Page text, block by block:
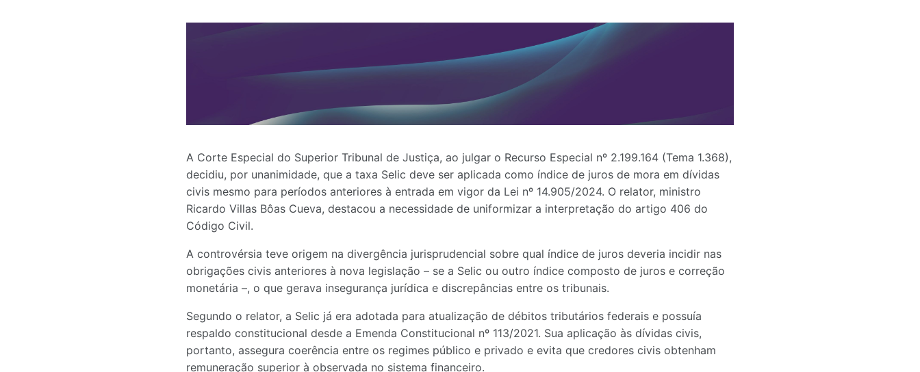
A Corte Especial do Superior Tribunal de Justiça, ao julgar o Recurso Especial nº 2.199.164 (Tema 1.368),
decidiu, por unanimidade, que a taxa Selic deve ser aplicada como índice de juros de mora em dívidas
civis mesmo para períodos anteriores à entrada em vigor da Lei nº 14.905/2024. O relator, ministro
Ricardo Villas Bôas Cueva, destacou a necessidade de uniformizar a interpretação do artigo 406 do
Código Civil.
A controvérsia teve origem na divergência jurisprudencial sobre qual índice de juros deveria incidir nas
obrigações civis anteriores à nova legislação – se a Selic ou outro índice composto de juros e correção
monetária –, o que gerava insegurança jurídica e discrepâncias entre os tribunais.
Segundo o relator, a Selic já era adotada para atualização de débitos tributários federais e possuía
respaldo constitucional desde a Emenda Constitucional nº 113/2021. Sua aplicação às dívidas civis,
portanto, assegura coerência entre os regimes público e privado e evita que credores civis obtenham
remuneração superior à observada no sistema financeiro.